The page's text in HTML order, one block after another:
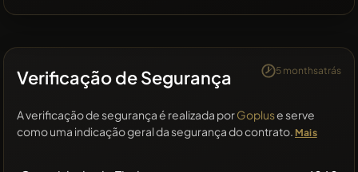
Verificação de Segurança 5 monthsatrás
A verificação de segurança é realizada porGopluse serve
como uma indicação geral da segurança do contrato. Mais